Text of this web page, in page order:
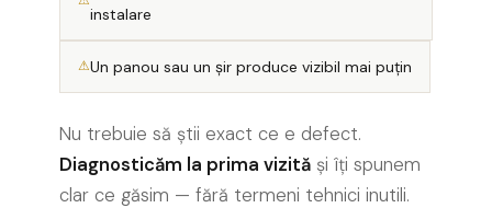
Accesorii
Prize de difuzor
Prize internet
Prize multimedia
instalare
Un panou sau un șir produce vizibil mai puțin
Nu trebuie să știi exact ce e defect.
Diagnosticăm la prima vizită și îți spunem
clar ce găsim — fără termeni tehnici inutili.